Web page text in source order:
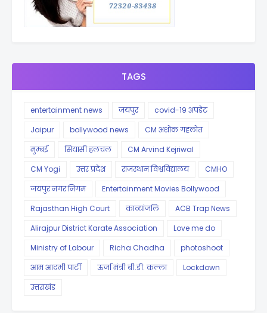
TAGS
entertainment news जयपुर
covid-19 अपडेट
Jaipur
bollywood news
CM अशोक गहलोत
मुम्बई
सियासी हलचल
CM Arvind Kejriwal
CM Yogi
उत्तर प्रदेश राजस्थान विश्वविद्यालय
CMHO
जयपुर नगर निगम
Entertainment Movies Bollywood
Rajasthan High Court
काव्यांजलि
ACB Trap News
Alirajpur District Karate Association
Love me do
Ministry of Labour
Richa Chadha
photoshoot
आम आदमी पार्टी
ऊर्जा मंत्री बी.डी. कल्ला
Lockdown
उत्तराखंड